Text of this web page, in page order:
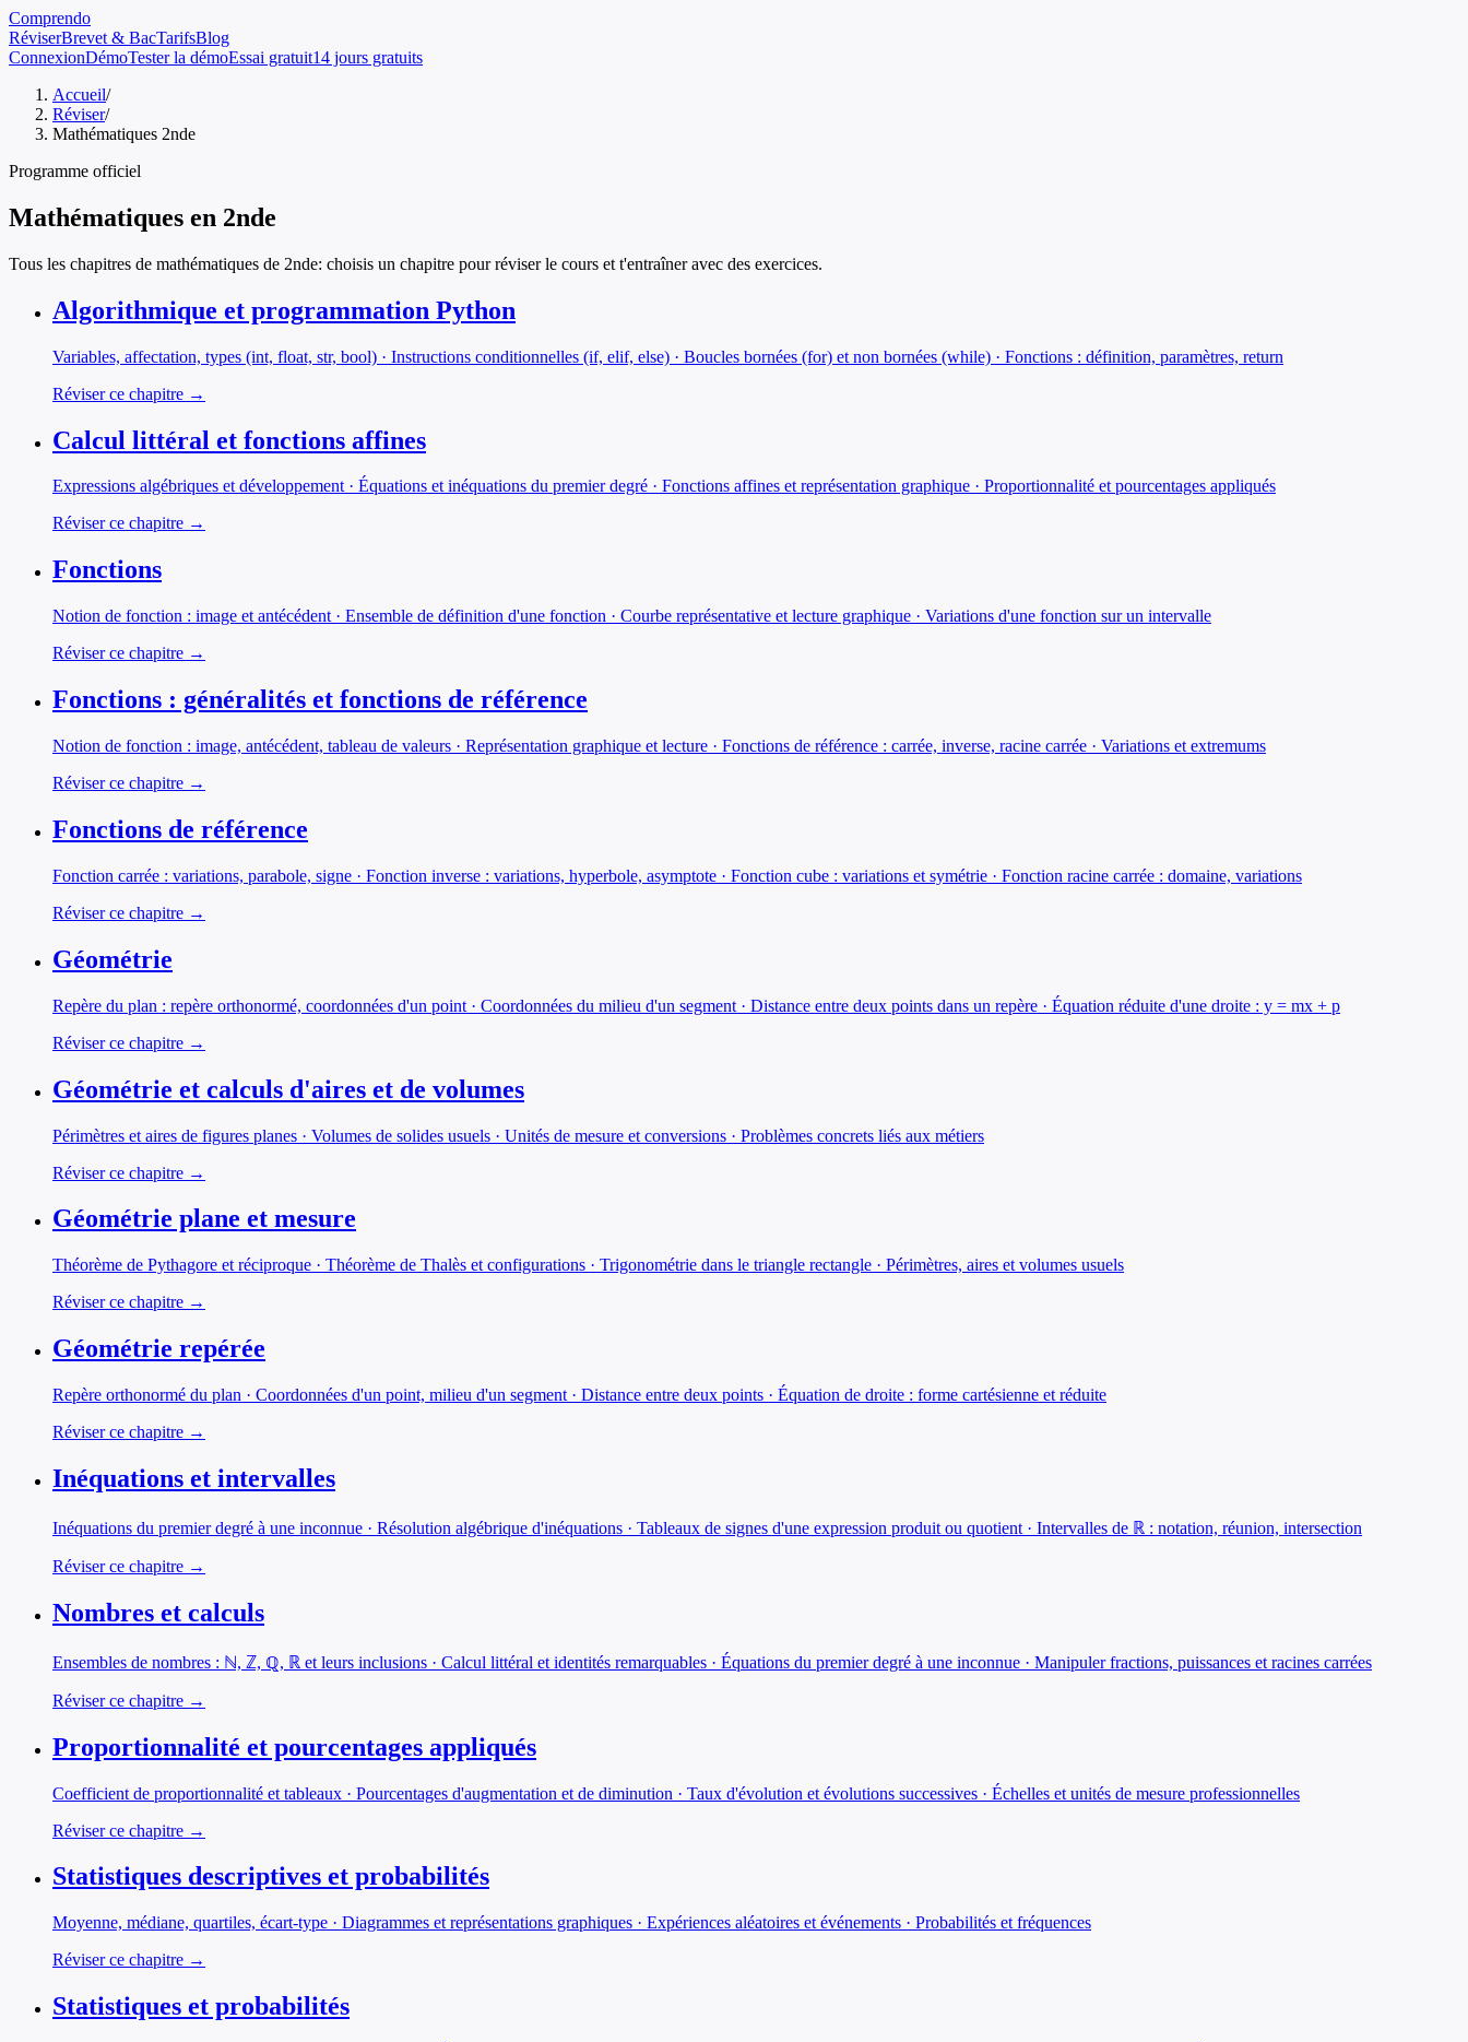
Comprendo
RéviserBrevet & BacTarifsBlog
ConnexionDémoTester la démoEssai gratuit14 jours gratuits
Accueil/
Réviser/
Mathématiques 2nde
Programme officiel
Mathématiques en 2nde
Tous les chapitres de mathématiques de 2nde: choisis un chapitre pour réviser le cours et t'entraîner avec des exercices.
Algorithmique et programmation Python
Variables, affectation, types (int, float, str, bool) · Instructions conditionnelles (if, elif, else) · Boucles bornées (for) et non bornées (while) · Fonctions : définition, paramètres, return
Réviser ce chapitre →
Calcul littéral et fonctions affines
Expressions algébriques et développement · Équations et inéquations du premier degré · Fonctions affines et représentation graphique · Proportionnalité et pourcentages appliqués
Réviser ce chapitre →
Fonctions
Notion de fonction : image et antécédent · Ensemble de définition d'une fonction · Courbe représentative et lecture graphique · Variations d'une fonction sur un intervalle
Réviser ce chapitre →
Fonctions : généralités et fonctions de référence
Notion de fonction : image, antécédent, tableau de valeurs · Représentation graphique et lecture · Fonctions de référence : carrée, inverse, racine carrée · Variations et extremums
Réviser ce chapitre →
Fonctions de référence
Fonction carrée : variations, parabole, signe · Fonction inverse : variations, hyperbole, asymptote · Fonction cube : variations et symétrie · Fonction racine carrée : domaine, variations
Réviser ce chapitre →
Géométrie
Repère du plan : repère orthonormé, coordonnées d'un point · Coordonnées du milieu d'un segment · Distance entre deux points dans un repère · Équation réduite d'une droite : y = mx + p
Réviser ce chapitre →
Géométrie et calculs d'aires et de volumes
Périmètres et aires de figures planes · Volumes de solides usuels · Unités de mesure et conversions · Problèmes concrets liés aux métiers
Réviser ce chapitre →
Géométrie plane et mesure
Théorème de Pythagore et réciproque · Théorème de Thalès et configurations · Trigonométrie dans le triangle rectangle · Périmètres, aires et volumes usuels
Réviser ce chapitre →
Géométrie repérée
Repère orthonormé du plan · Coordonnées d'un point, milieu d'un segment · Distance entre deux points · Équation de droite : forme cartésienne et réduite
Réviser ce chapitre →
Inéquations et intervalles
Inéquations du premier degré à une inconnue · Résolution algébrique d'inéquations · Tableaux de signes d'une expression produit ou quotient · Intervalles de ℝ : notation, réunion, intersection
Réviser ce chapitre →
Nombres et calculs
Ensembles de nombres : ℕ, ℤ, ℚ, ℝ et leurs inclusions · Calcul littéral et identités remarquables · Équations du premier degré à une inconnue · Manipuler fractions, puissances et racines carrées
Réviser ce chapitre →
Proportionnalité et pourcentages appliqués
Coefficient de proportionnalité et tableaux · Pourcentages d'augmentation et de diminution · Taux d'évolution et évolutions successives · Échelles et unités de mesure professionnelles
Réviser ce chapitre →
Statistiques descriptives et probabilités
Moyenne, médiane, quartiles, écart-type · Diagrammes et représentations graphiques · Expériences aléatoires et événements · Probabilités et fréquences
Réviser ce chapitre →
Statistiques et probabilités